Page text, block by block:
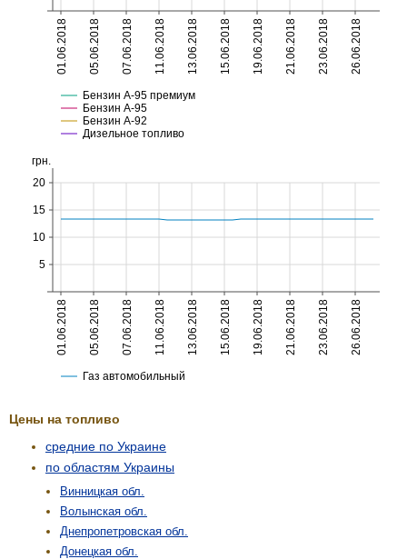
Цены на топливо
средние по Украине
по областям Украины
Винницкая обл.
Волынская обл.
Днепропетровская обл.
Донецкая обл.